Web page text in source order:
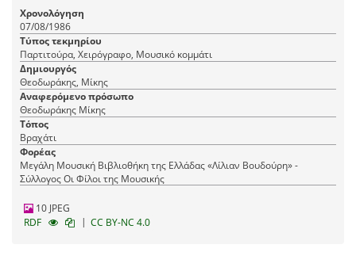
Χρονολόγηση
07/08/1986
Τύπος τεκμηρίου
Παρτιτούρα, Χειρόγραφο, Μουσικό κομμάτι
Δημιουργός
Θεοδωράκης, Μίκης
Αναφερόμενο πρόσωπο
Θεοδωράκης Μίκης
Τόπος
Βραχάτι
Φορέας
Μεγάλη Μουσική Βιβλιοθήκη της Ελλάδας «Λίλιαν Βουδούρη» -
Σύλλογος Οι Φίλοι της Μουσικής
10 JPEG
RDF
| CC BY-NC 4.0